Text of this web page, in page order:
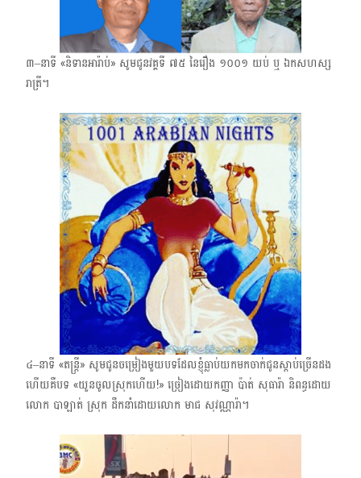
៣–​នាទី «និទានអារ៉ាប់» សូមជូនវគ្គទី ៧៥ ​នៃរឿង​ ១០០១ ​យប់ ​ឬ ឯកសហស្ស
រាត្រី។
៤–នាទី «តន្ត្រី» សូមជូនចម្រៀងមួយបទដែលខ្ញុំធ្លាប់យកមកចាក់ជូនស្ដាប់ច្រើនដង
ហើយគឺបទ «យួនចូលស្រុកហើយ!» ច្រៀងដោយកញ្ញា ប៉ាត់ សុធារ៉ា និពន្ធដោយ
លោក បាឡាត់ ស្រុក ដឹកនាំដោយលោក មាជ សុវណ្ណារ៉ា។